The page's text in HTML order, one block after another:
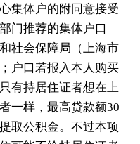
集体户的附同意接受
门推荐的集体户口
社会保障局（上海市
户口若报入本人购买
有持居住证者想在上
一样，最高贷款额30
取公积金。不过本项